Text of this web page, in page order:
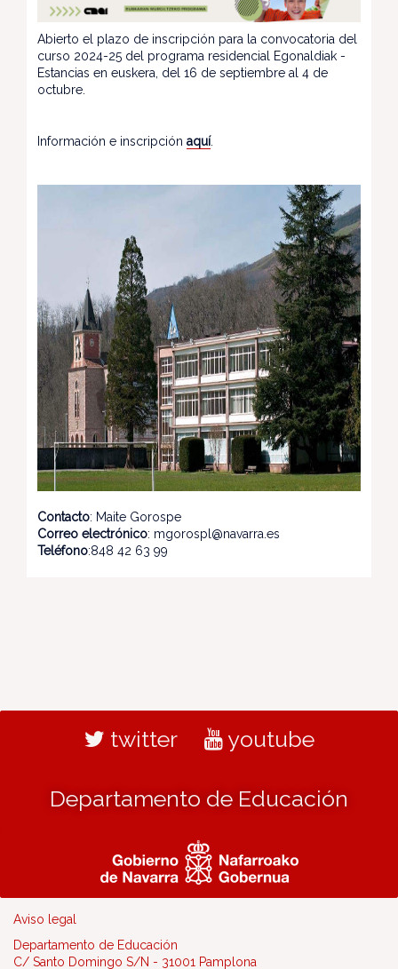
Abierto el plazo de inscripción para la convocatoria del
curso 2024-25 del programa residencial Egonaldiak -
Estancias en euskera, del 16 de septiembre al 4 de
octubre.
Información e inscripción aquí.
Contacto: Maite Gorospe
Correo electrónico: mgorospl@navarra.es
Teléfono:848 42 63 99
twitter youtube
Departamento de Educación
Aviso legal
Departamento de Educación
C/ Santo Domingo S/N - 31001 Pamplona